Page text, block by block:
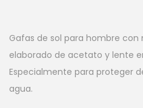
Gafas de sol para hombre
elaborado de acetato y lente
Especialmente para proteger
agua.